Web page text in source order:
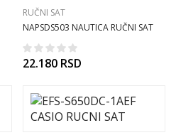
RUČNI SAT
NAPSDS503 NAUTICA RUČNI SAT
22.180 RSD